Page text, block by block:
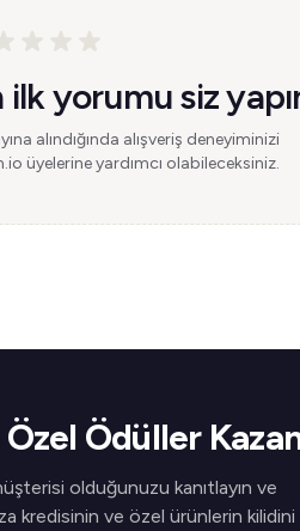
yorumu siz
alındığında alışveriş deneyiminizi
üyelerine yardımcı olabileceksiniz.
Ödüller
olduğunuzu kanıtlayın ve
kredisinin ve özel ürünlerin kilidini